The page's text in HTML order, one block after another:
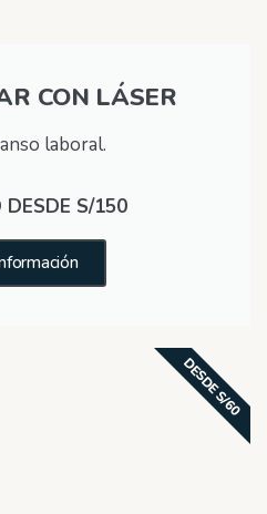
CON LÁSER
laboral.
DESDE S/150
DESDE S/60